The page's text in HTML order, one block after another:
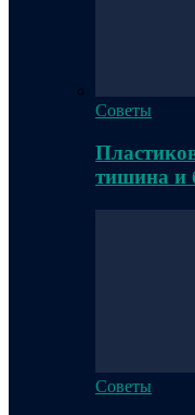
Советы
тишина и
Советы